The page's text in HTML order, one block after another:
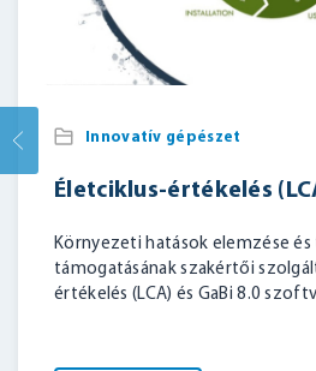
Innovatív gépészet
Életciklus-értékelés
Környezeti hatások elemzése
támogatásának szakértői
értékelés (LCA) és GaBi 8.0